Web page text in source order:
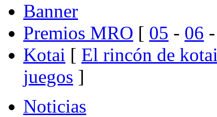
Banner
Premios MRO [ 05 - 06
Kotai [ El rincón de
juegos ]
Noticias